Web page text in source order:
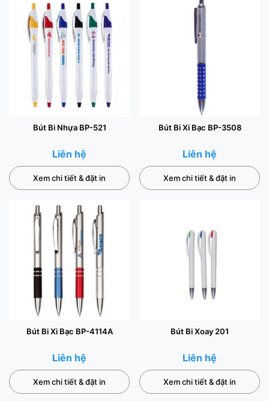
Bút Bi Nhựa BP-521
Liên hệ
Xem chi tiết & đặt in
Bút Bi Xi Bạc BP-3508
Liên hệ
Xem chi tiết & đặt in
Bút Bi Xi Bạc BP-4114A
Liên hệ
Xem chi tiết & đặt in
Bút Bi Xoay 201
Liên hệ
Xem chi tiết & đặt in